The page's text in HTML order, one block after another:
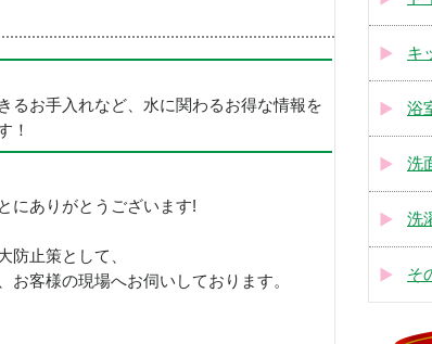
るお手入れなど、水に関わるお得な情報を
！
にありがとうございます!
防止策として、
客様の現場へお伺いしております。
キ
浴
洗
洗
そ